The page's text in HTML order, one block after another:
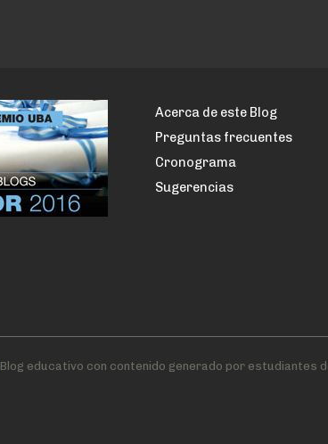
Acerca de este Blog
Preguntas frecuentes
Cronograma
Sugerencias
Blog educativo con contenido generado por estudiantes